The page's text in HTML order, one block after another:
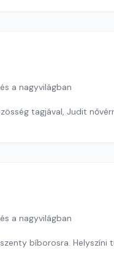
a nagyvilágban
tagjával, Judit
a nagyvilágban
bíborosra. Helyszíni